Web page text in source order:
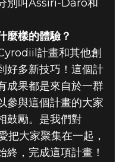
別叫Assiri-Daro和
麼樣的體驗？
計畫和其他創
好多新技巧！這個計
成果都是來自於一群
參與這個計畫的大家
鼓勵。是我們對
把大家聚集在一起，
終，完成這項計畫！